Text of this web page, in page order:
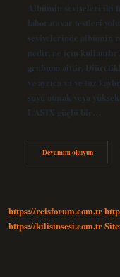
Albümin seviyeleri iki
laboratuvar testleri
seviyelerinde albümin
nedir, ne için
grubuna aittir.
ve ayrıca su ve tuz
suyu atmak veya
LASIX güçlü bir…
Devamını okuyunAlbümin
Kiloya
https://reisforum.com.tr
https://kilisinsesi.com.tr